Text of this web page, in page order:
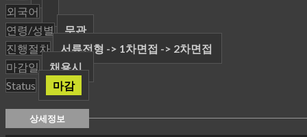
외국어
연령/성별
무관
진행절차
서류전형 -> 1차면접 -> 2차면접
마감일
채용시
Status
마감
상세정보